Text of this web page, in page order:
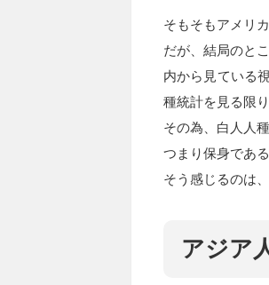
そもそもアメリ
だが、結局のと
内から見ている
種統計を見る限
その為、白人人
つまり保身である
そう感じるのは
アジア